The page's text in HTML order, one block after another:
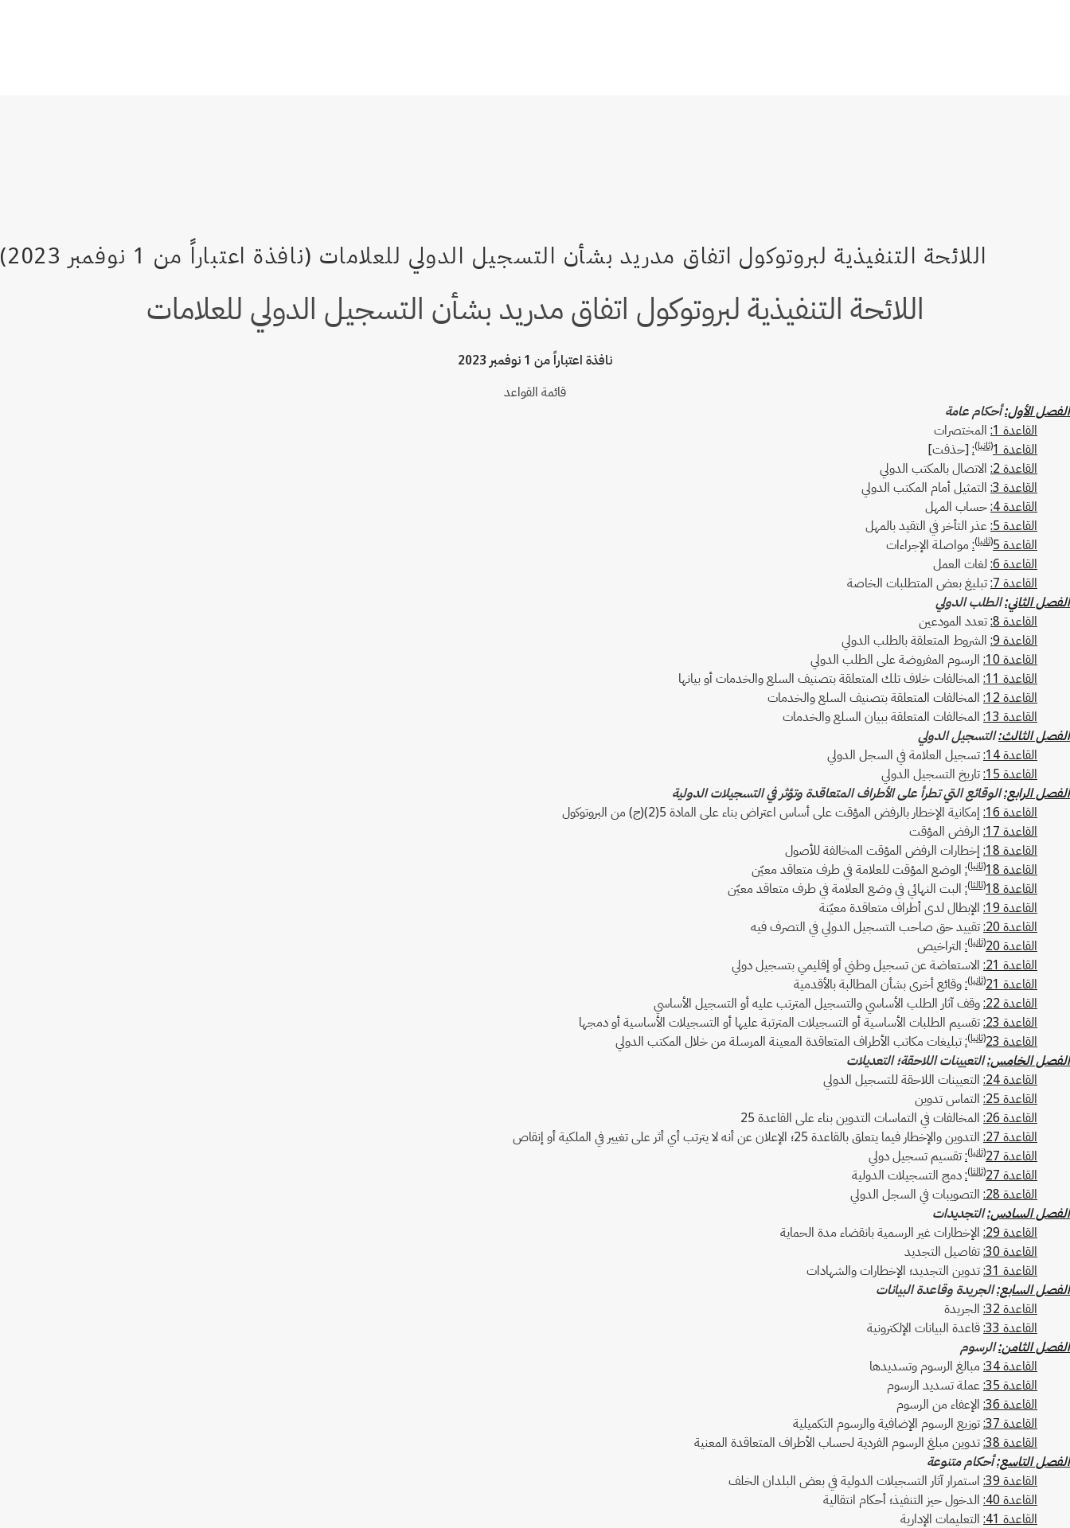
اللائحة التنفيذية لبروتوكول اتفاق مدريد بشأن التسجيل الدولي للعلامات
نافذة اعتباراً من 1 نوفمبر 2023
قائمة القواعد
الفصل الأول:أحكام عامة
القاعدة 1:
المختصرات
القاعدة 1
(ثانيا):[حذفت]
القاعدة 2:
الاتصال بالمكتب الدولي
القاعدة 3:
التمثيل أمام المكتب الدولي
القاعدة 4:
حساب المهل
القاعدة 5:
عذر التأخر في التقيد بالمهل
القاعدة 5
(ثانيا): مواصلة الإجراءات
القاعدة 6:
لغات العمل
القاعدة 7:
تبليغ بعض المتطلبات الخاصة
الفصل الثاني:الطلب الدولي
القاعدة 8:
تعدد المودعين
القاعدة 9:
الشروط المتعلقة بالطلب الدولي
القاعدة 10:
الرسوم المفروضة على الطلب الدولي
القاعدة 11:
المخالفات خلاف تلك المتعلقة بتصنيف السلع والخدمات أو بيانها
القاعدة 12:
المخالفات المتعلقة بتصنيف السلع والخدمات
القاعدة 13:
المخالفات المتعلقة ببيان السلع والخدمات
الفصل الثالث:التسجيل الدولي
القاعدة 14:
تسجيل العلامة في السجل الدولي
القاعدة 15:
تاريخ التسجيل الدولي
الفصل الرابع:الوقائع التي تطرأ على الأطراف المتعاقدة وتؤثر في التسجيلات الدولية
القاعدة 16:
إمكانية الإخطار بالرفض المؤقت على أساس اعتراض بناء على المادة 5(2)(ج) من البروتوكول
القاعدة 17:
الرفض المؤقت
القاعدة 18:
إخطارات الرفض المؤقت المخالفة للأصول
القاعدة 18
(ثانيا): الوضع المؤقت للعلامة في طرف متعاقد معيّن
القاعدة 18
(ثالثا): البت النهائي في وضع العلامة في طرف متعاقد معيّن
القاعدة 19:
الإبطال لدى أطراف متعاقدة معيّنة
القاعدة 20:
تقييد حق صاحب التسجيل الدولي في التصرف فيه
القاعدة 20
(ثانيا): التراخيص
القاعدة 21:
الاستعاضة عن تسجيل وطني أو إقليمي بتسجيل دولي
القاعدة 21
(ثانيا):وقائع أخرى بشأن المطالبة بالأقدمية
القاعدة 22:
وقف آثار الطلب الأساسي والتسجيل المترتب عليه أو التسجيل الأساسي
القاعدة 23:
تقسيم الطلبات الأساسية أو التسجيلات المترتبة عليها أو التسجيلات الأساسية أو دمجها
القاعدة 23
(ثانيا):تبليغات مكاتب الأطراف المتعاقدة المعينة المرسلة من خلال المكتب الدولي
الفصل الخامس:التعيينات اللاحقة؛ التعديلات
القاعدة 24:
التعيينات اللاحقة للتسجيل الدولي
القاعدة 25:
التماس تدوين
القاعدة 26:
المخالفات في التماسات التدوين بناء على القاعدة 25
القاعدة 27:
التدوين والإخطار فيما يتعلق بالقاعدة 25؛ الإعلان عن أنه لا يترتب أي أثر على تغيير في الملكية أو إنقاص
القاعدة 27
(ثانيا):تقسيم تسجيل دولي
القاعدة 27
(ثالثا):دمج التسجيلات الدولية
القاعدة 28:
التصويبات في السجل الدولي
الفصل السادس:التجديدات
القاعدة 29:
الإخطارات غير الرسمية بانقضاء مدة الحماية
القاعدة 30:
تفاصيل التجديد
القاعدة 31:
تدوين التجديد؛ الإخطارات والشهادات
الفصل السابع:الجريدة وقاعدة البيانات
القاعدة 32:
الجريدة
القاعدة 33:
قاعدة البيانات الإلكترونية
الفصل الثامن:الرسوم
القاعدة 34:
مبالغ الرسوم وتسديدها
القاعدة 35:
عملة تسديد الرسوم
القاعدة 36:
الإعفاء من الرسوم
القاعدة 37:
توزيع الرسوم الإضافية والرسوم التكميلية
القاعدة 38:
تدوين مبلغ الرسوم الفردية لحساب الأطراف المتعاقدة المعنية
الفصل التاسع:أحكام متنوعة
القاعدة 39:
استمرار آثار التسجيلات الدولية في بعض البلدان الخلف
القاعدة 40:
الدخول حيز التنفيذ؛ أحكام انتقالية
القاعدة 41:
التعليمات الإدارية